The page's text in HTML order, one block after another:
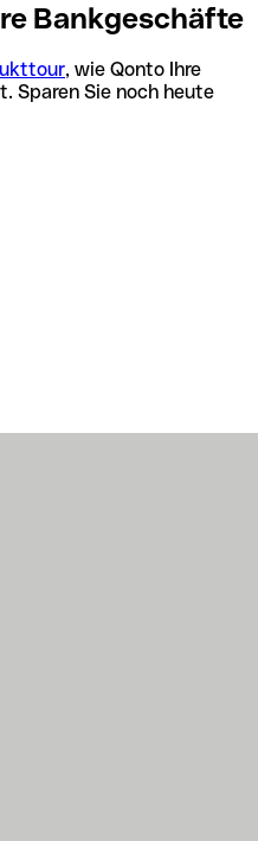
Bankgeschäfte
, wie Qonto Ihre
Sparen Sie noch heute